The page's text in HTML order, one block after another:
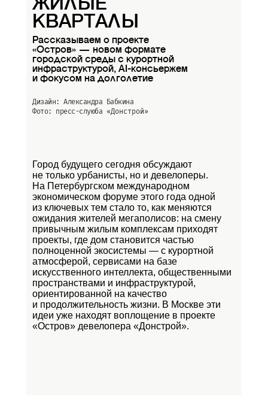
ЖИЛЫЕ
КВАРТАЛЫ
Рассказываем о проекте
«Остров» — новом формате
городской среды с курортной
инфраструктурой, AI-консьержем
и фокусом на долголетие
Дизайн: Александра Бабкина
Фото: пресс-слуюба «Донстрой»
Город будущего сегодня обсуждают
не только урбанисты, но и девелоперы.
На Петербургском международном
экономическом форуме этого года одной
из ключевых тем стало то, как меняются
ожидания жителей мегаполисов: на смену
привычным жилым комплексам приходят
проекты, где дом становится частью
полноценной экосистемы — с курортной
атмосферой, сервисами на базе
искусственного интеллекта, общественными
пространствами и инфраструктурой,
ориентированной на качество
и продолжительность жизни. В Москве эти
идеи уже находят воплощение в проекте
«Остров» девелопера «Донстрой».